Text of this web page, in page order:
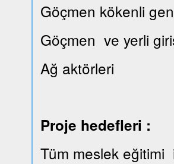
Göçmen kökenli
Göçmen ve yerli
Ağ aktörleri
Proje hedefleri :
Tüm meslek eğitimi